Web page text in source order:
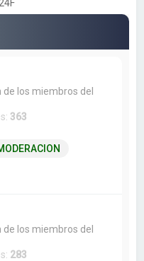
r
de los miembros del
363
de los miembros del
283